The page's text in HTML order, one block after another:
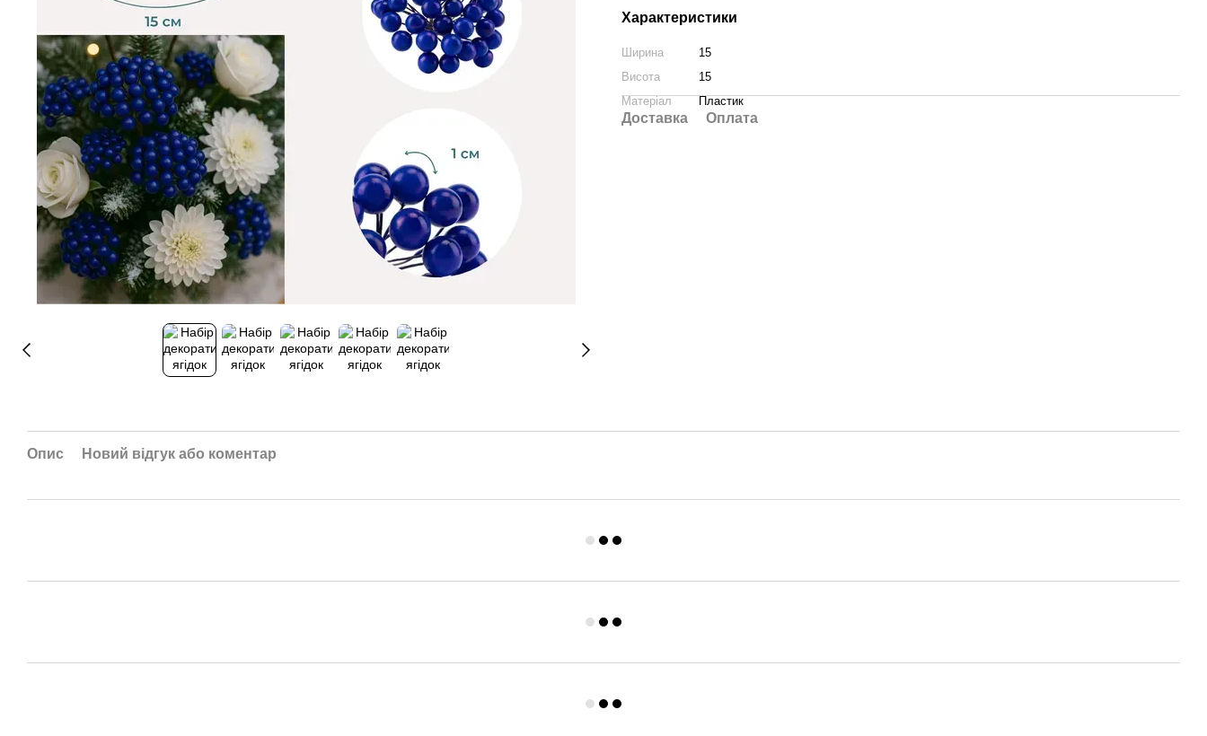
Характеристики
Ширина
15
Висота
15
Матеріал
Пластик
Доставка Оплата
Опис Новий відгук або коментар